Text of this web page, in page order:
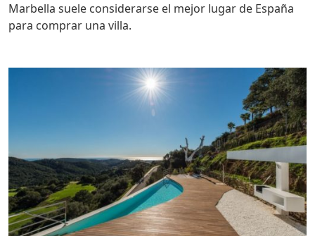
Marbella suele considerarse el mejor lugar de España
para comprar una villa.